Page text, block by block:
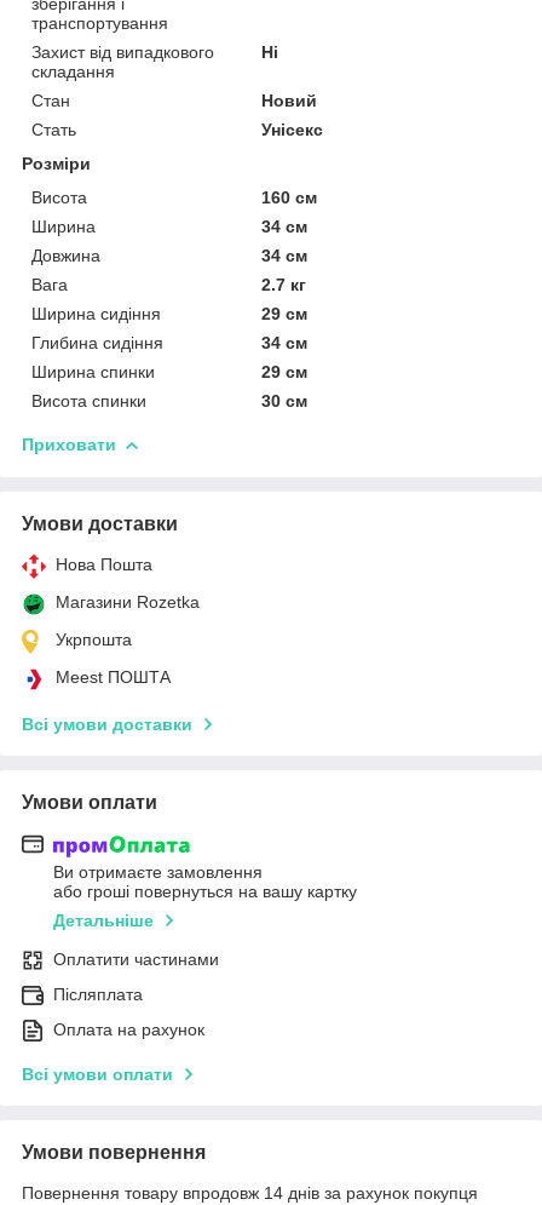
транспортування
Захист від випадкового
складання
Ні
Стан
Новий
Стать
Унісекс
Розміри
Висота
160 см
Ширина
34 см
Довжина
34 см
Вага
2.7 кг
Ширина сидіння
29 см
Глибина сидіння
34 см
Ширина спинки
29 см
Висота спинки
30 см
Приховати
Умови доставки
Нова Пошта
Магазини Rozetka
Укрпошта
Meest ПОШТА
Всі умови доставки
Умови оплати
Ви отримаєте замовлення
або гроші повернуться на вашу картку
Детальніше
Оплатити частинами
Післяплата
Оплата на рахунок
Всі умови оплати
Умови повернення
Повернення товару впродовж 14 днів за рахунок покупця